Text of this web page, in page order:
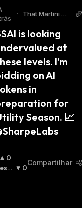
•
That Martini Gu
is looking
at
levels. I’m
on AI
in
for
Season. 📈
0
0
Compartilhar